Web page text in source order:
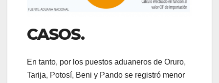
CASOS.
En tanto, por los puestos aduaneros de Oruro,
Tarija, Potosí, Beni y Pando se registró menor